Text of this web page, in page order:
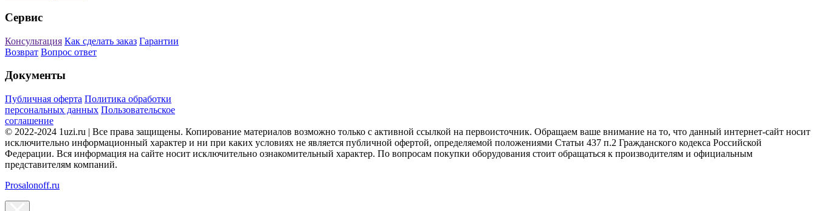
Сервис
Консультация Как сделать заказ Гарантии
Возврат Вопрос ответ
Документы
Публичная оферта Политика обработки
персональных данных Пользовательское
соглашение
© 2022-2024 1uzi.ru | Все права защищены. Копирование материалов возможно только с активной ссылкой на первоисточник. Обращаем ваше внимание на то, что данный интернет-сайт носит
исключительно информационный характер и ни при каких условиях не является публичной офертой, определяемой положениями Статьи 437 п.2 Гражданского кодекса Российской
Федерации. Вся информация на сайте носит исключительно ознакомительный характер. По вопросам покупки оборудования стоит обращаться к производителям и официальным
представителям компаний.
Prosalonoff.ru